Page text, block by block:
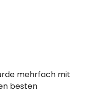
mehrfach mit
besten